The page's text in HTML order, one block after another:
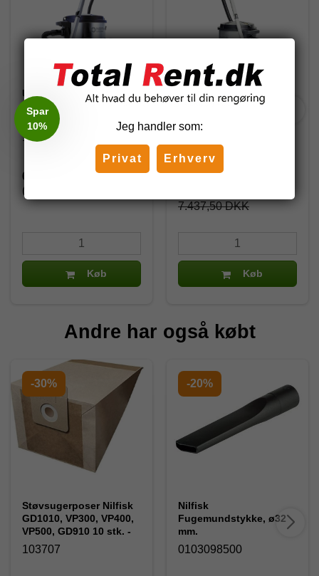
Udgået - Nilfisk
støvsuger VP930 Pro
HEPA Blue
107420590
6.456,25 DKK
(inkl. moms)
Køb
Nilfisk VP930 PRO HEPA
S2 inkl. 5 poser
7.437,50 DKK
3.198,00 DKK
Køb
Andre har også købt
-30%
Støvsugerposer Nilfisk
GD1010, VP300, VP400,
VP500, GD910 10 stk. -
103707
-20%
Nilfisk
Fugemundstykke, ø32
mm.
0103098500
Jeg handler som:
Privat Erhverv
Spar
10%